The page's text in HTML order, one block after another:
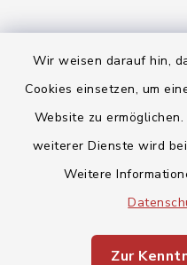
Wir weisen darauf hin,
Cookies einsetzen, um
Website zu
weiterer Dienste wird
Weitere
Zur